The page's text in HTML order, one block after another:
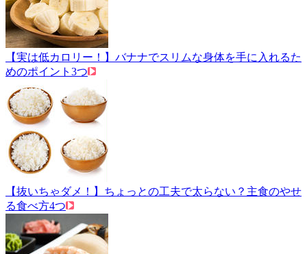
【実は低カロリー！】バナナでスリムな身体を手に入れるた
めのポイント3つ
【抜いちゃダメ！】ちょっとの工夫で太らない？主食のやせ
る食べ方4つ